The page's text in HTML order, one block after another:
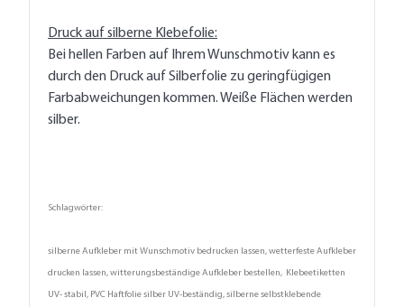
Druck auf silberne Klebefolie:
Bei hellen Farben auf Ihrem Wunschmotiv kann es
durch den Druck auf Silberfolie zu geringfügigen
Farbabweichungen kommen. Weiße Flächen werden
silber.
Schlagwörter:
silberne Aufkleber mit Wunschmotiv bedrucken lassen, wetterfeste Aufkleber
drucken lassen, witterungsbeständige Aufkleber bestellen, Klebeetiketten
UV- stabil, PVC Haftfolie silber UV-beständig, silberne selbstklebende